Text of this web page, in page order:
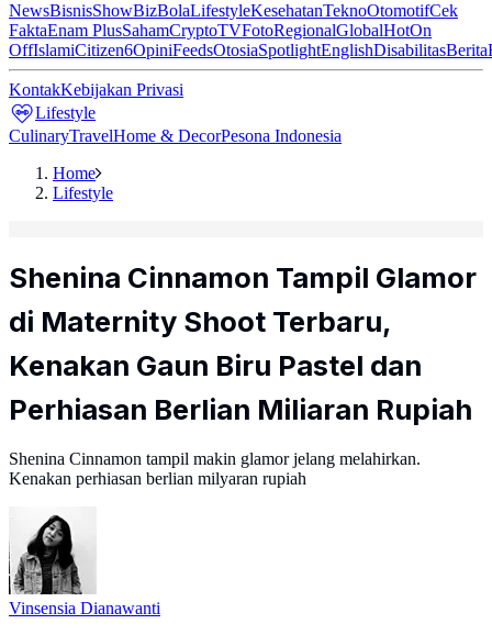
NewsBisnisShowBizBolaLifestyleKesehatanTeknoOtomotifCek
FaktaEnam PlusSahamCryptoTVFotoRegionalGlobalHotOn
OffIslamiCitizen6OpiniFeedsOtosiaSpotlightEnglishDisabilitasBerita
KontakKebijakan Privasi
Lifestyle
CulinaryTravelHome & DecorPesona Indonesia
Home
Lifestyle
Shenina Cinnamon Tampil Glamor
di Maternity Shoot Terbaru,
Kenakan Gaun Biru Pastel dan
Perhiasan Berlian Miliaran Rupiah
Shenina Cinnamon tampil makin glamor jelang melahirkan.
Kenakan perhiasan berlian milyaran rupiah
Vinsensia Dianawanti